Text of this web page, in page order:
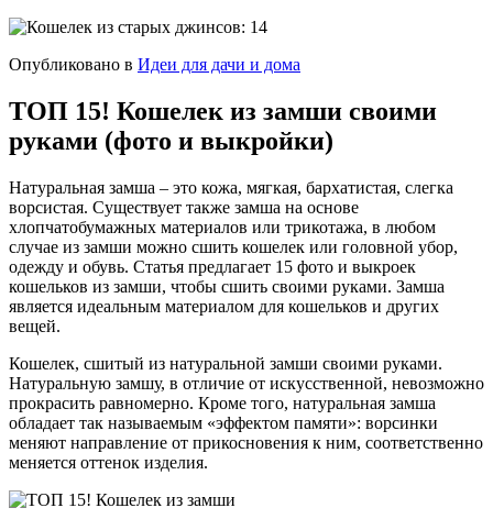
Опубликовано в Идеи для дачи и дома
ТОП 15! Кошелек из замши своими
руками (фото и выкройки)
Натуральная замша – это кожа, мягкая, бархатистая, слегка
ворсистая. Существует также замша на основе
хлопчатобумажных материалов или трикотажа, в любом
случае из замши можно сшить кошелек или головной убор,
одежду и обувь. Статья предлагает 15 фото и выкроек
кошельков из замши, чтобы сшить своими руками. Замша
является идеальным материалом для кошельков и других
вещей.
Кошелек, сшитый из натуральной замши своими руками.
Натуральную замшу, в отличие от искусственной, невозможно
прокрасить равномерно. Кроме того, натуральная замша
обладает так называемым «эффектом памяти»: ворсинки
меняют направление от прикосновения к ним, соответственно
меняется оттенок изделия.